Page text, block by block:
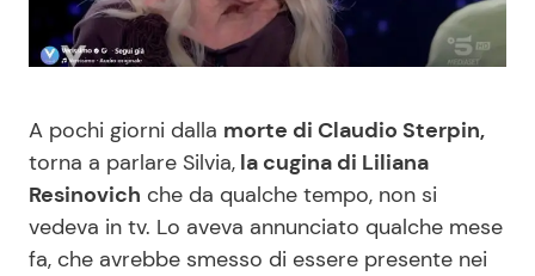
Casa
Mondo Mamma
News benessere
Consigli di Cucina
Le Ricette in TV
Primi Piatti
A pochi giorni dalla morte di Claudio Sterpin,
torna a parlare Silvia, la cugina di Liliana
Resinovich che da qualche tempo, non si
vedeva in tv. Lo aveva annunciato qualche mese
fa, che avrebbe smesso di essere presente nei